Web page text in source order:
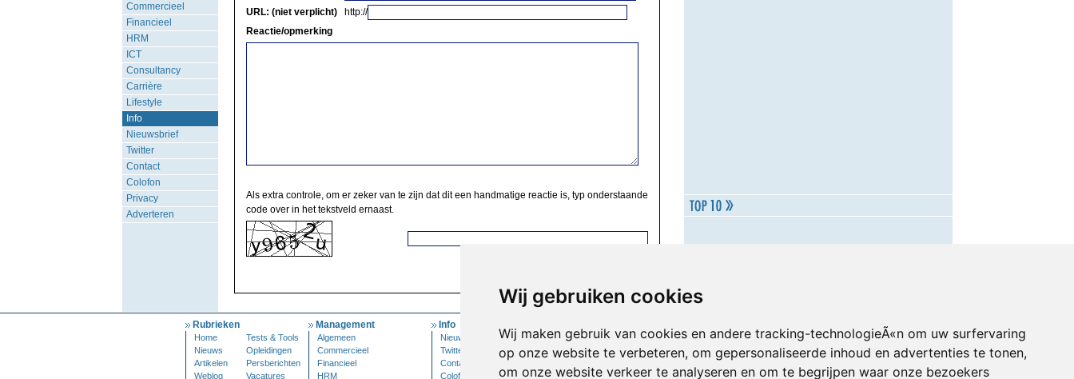
Wij gebruiken cookies
Wij maken gebruik van cookies en andere tracking-technologieÃ«n om uw surfervaring
op onze website te verbeteren, om gepersonaliseerde inhoud en advertenties te tonen,
om onze website verkeer te analyseren en om te begrijpen waar onze bezoekers
Commercieel
Financieel
HRM
ICT
Consultancy
Carrière
Lifestyle
Info
Nieuwsbrief
Twitter
Contact
Colofon
Privacy
Adverteren
URL: (niet verplicht)
http://
Reactie/opmerking
Als extra controle, om er zeker van te zijn dat dit een handmatige reactie is, typ onderstaande
code over in het tekstveld ernaast.
Rubrieken
Home
Tests & Tools
Nieuws
Opleidingen
Artikelen
Persberichten
Weblog
Vacatures
Management
Algemeen
Commercieel
Financieel
HRM
Info
Nieuwsbrief
Twitter
Contact
Colofon
Inloggen